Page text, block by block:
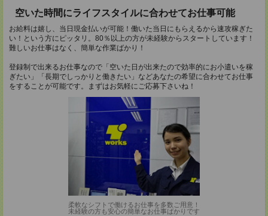
空いた時間にライフスタイルに合わせてお仕事可能
お給料は嬉し、当日現金払いが可能！働いた当日にもらえるから速攻稼ぎた
い！という方にピッタリ。80％以上の方が未経験からスタートしています！
難しいお仕事はなく、簡単な作業ばかり！
登録制で出来るお仕事なので「空いた日が出来たので効率的にお小遣いを稼
ぎたい」「長期でしっかりと働きたい」などあなたの希望に合わせてお仕事
をすることが可能です。まずはお気軽にご応募下さいね！
柔軟なシフトで働けるお仕事を多数ご用意！
未経験の方も安心の簡単なお仕事ばかりです